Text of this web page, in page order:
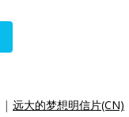
| 远大的梦想明信片(CN)